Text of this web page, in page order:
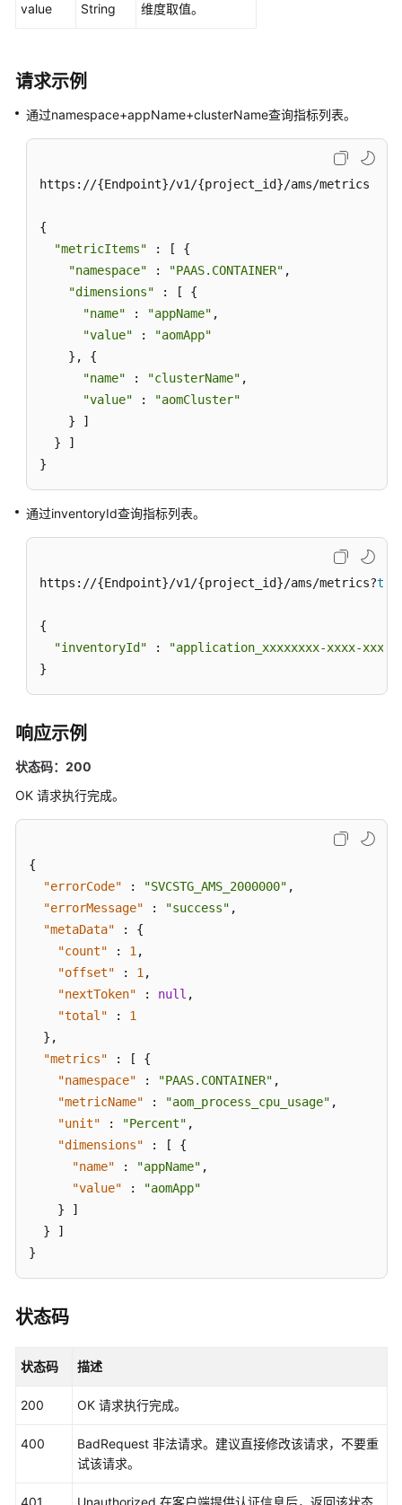
删
除
值
条
阈
规
则
阈
值
则
监
志
Prometheus
例
管
理
应
用
限
策
略
和
授
权
项
value String 维度取值。
请求示例
通过namespace+appName+clusterName查询指标列表。
https://{Endpoint}/v1/{project_id}/ams/metrics
{
"metricItems" : [ {
"namespace" : "PAAS.CONTAINER" ,
"dimensions" : [ {
"name" : "appName" ,
"value" :
"aomApp"
    }, {
"name" : "clusterName" ,
"value" :
"aomCluster"
    } ]
  } ]
}
通过inventoryId查询指标列表。
https://{Endpoint}/v1/{project_id}/ams/metrics?
{
"inventoryId" :
"application_xxxxxxxx-xxxx-xxxx-
}
响应示例
状态码：200
OK 请求执行完成。
{
"errorCode"
: "SVCSTG_AMS_2000000" ,
"errorMessage"
: "success" ,
"metaData"
:
{
"count"
: 1 ,
"offset"
: 1 ,
"nextToken"
: null ,
"total"
:
1
} ,
"metrics"
: [
{
"namespace"
: "PAAS.CONTAINER" ,
"metricName"
: "aom_process_cpu_usage" ,
"unit"
: "Percent" ,
"dimensions"
: [
{
"name"
: "appName" ,
"value"
:
"aomApp"
}
]
}
]
}
状态码
状态码 描述
200 OK 请求执行完成。
400
BadRequest 非法请求。建议直接修改该请求，不要重
试该请求。
401 Unauthorized 在客户端提供认证信息后，返回该状态